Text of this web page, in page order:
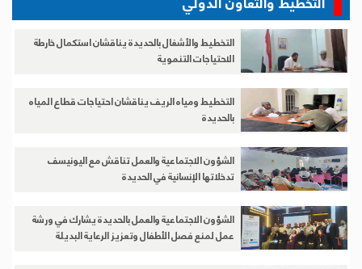
التخطيط والأشغال بالحديدة يناقشان استكمال خارطة
الاحتياجات التنموية
التخطيط ومياه الريف يناقشان احتياجات قطاع المياه
بالحديدة
الشؤون الاجتماعية والعمل تناقش مع اليونيسف
تدخلاتها الإنسانية في الحديدة
الشؤون الاجتماعية والعمل بالحديدة يشارك في ورشة
عمل لمنع فصل الأطفال وتعزيز الرعاية البديلة